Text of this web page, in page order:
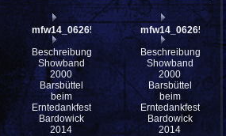
mfw14_062652
Beschreibung:
Showband
2000
Barsbüttel
beim
Erntedankfest
Bardowick
2014
mfw14_062651
Beschreibung:
Showband
2000
Barsbüttel
beim
Erntedankfest
Bardowick
2014